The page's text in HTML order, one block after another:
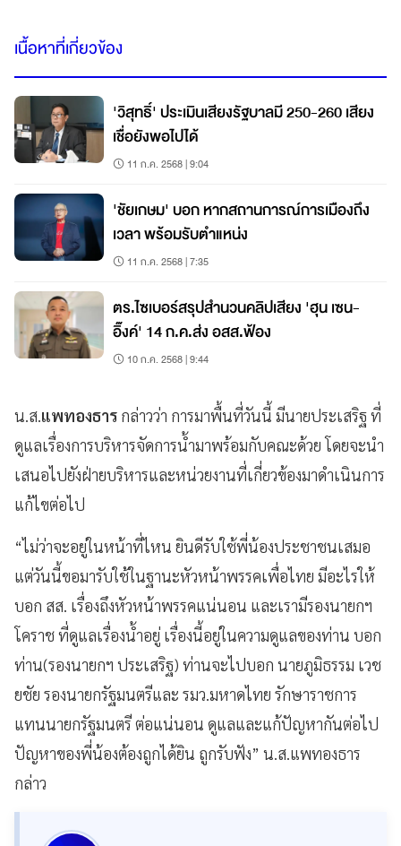
เนื้อหาที่เกี่ยวข้อง
'วิสุทธิ์' ประเมินเสียงรัฐบาลมี 250-260 เสียง
เชื่อยังพอไปได้
11 ก.ค. 2568 | 9:04
'ชัยเกษม' บอก หากสถานการณ์การเมืองถึง
เวลา พร้อมรับตำแหน่ง
11 ก.ค. 2568 | 7:35
ตร.ไซเบอร์สรุปสำนวนคลิปเสียง 'ฮุน เซน-
อิ๊งค์' 14 ก.ค.ส่ง อสส.ฟ้อง
10 ก.ค. 2568 | 9:44
น.ส.แพทองธาร กล่าวว่า การมาพื้นที่วันนี้ มีนายประเสริฐ ที่
ดูแลเรื่องการบริหารจัดการน้ำมาพร้อมกับคณะด้วย โดยจะนำ
เสนอไปยังฝ่ายบริหารและหน่วยงานที่เกี่ยวข้องมาดำเนินการ
แก้ไขต่อไป
“ไม่ว่าจะอยู่ในหน้าที่ไหน ยินดีรับใช้พี่น้องประชาชนเสมอ
แต่วันนี้ขอมารับใช้ในฐานะหัวหน้าพรรคเพื่อไทย มีอะไรให้
บอก สส. เรื่องถึงหัวหน้าพรรคแน่นอน และเรามีรองนายกฯ
โคราช ที่ดูแลเรื่องน้ำอยู่ เรื่องนี้อยู่ในความดูแลของท่าน บอก
ท่าน(รองนายกฯ ประเสริฐ) ท่านจะไปบอก นายภูมิธรรม เวช
ยชัย รองนายกรัฐมนตรีและ รมว.มหาดไทย รักษาราชการ
แทนนายกรัฐมนตรี ต่อแน่นอน ดูแลและแก้ปัญหากันต่อไป
ปัญหาของพี่น้องต้องถูกได้ยิน ถูกรับฟัง” น.ส.แพทองธาร
กล่าว